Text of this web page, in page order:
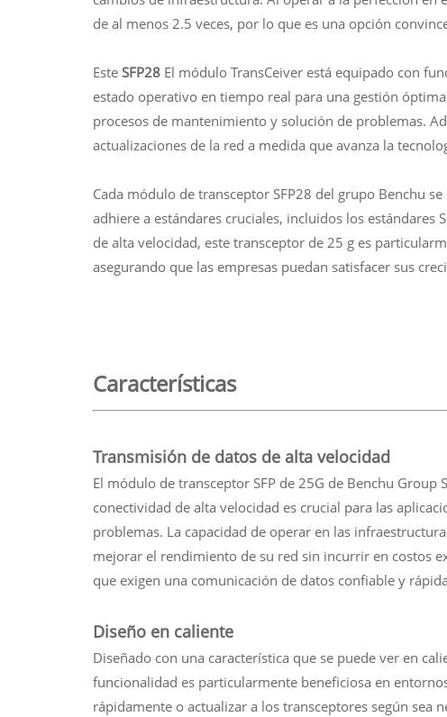
de al menos 2.5 veces, por lo que es una opción
EsteSFP28 El módulo TransCeiver está equipado con
estado operativo en tiempo real para una gestión
procesos de mantenimiento y solución de problemas.
actualizaciones de la red a medida que avanza la
Cada módulo de transceptor SFP28 del grupo Benchu
adhiere a estándares cruciales, incluidos los estándares
de alta velocidad, este transceptor de 25 g es
asegurando que las empresas puedan satisfacer sus
Características
Transmisión de datos de alta velocidad
El módulo de transceptor SFP de 25G de Benchu Group
conectividad de alta velocidad es crucial para las
problemas. La capacidad de operar en las
mejorar el rendimiento de su red sin incurrir en costos
que exigen una comunicación de datos confiable y
Diseño en caliente
Diseñado con una característica que se puede ver en
funcionalidad es particularmente beneficiosa en
rápidamente o actualizar a los transceptores según